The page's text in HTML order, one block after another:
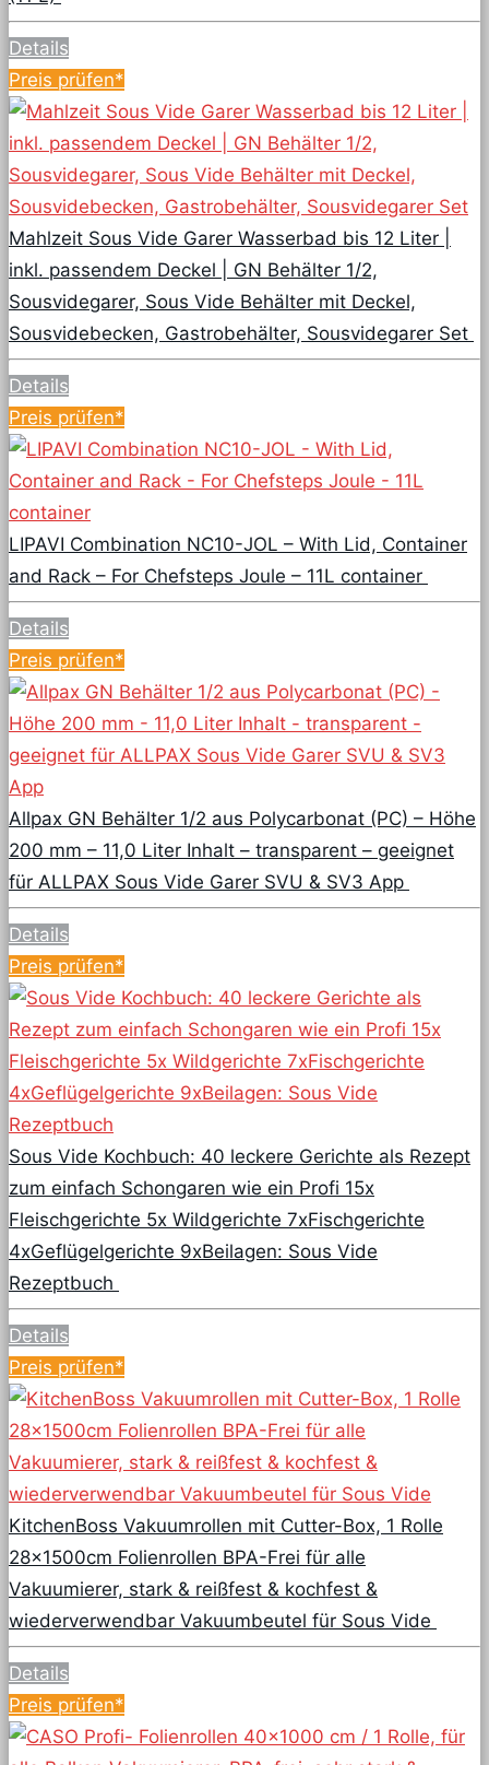
Details
Preis prüfen*
Mahlzeit Sous Vide Garer Wasserbad bis 12 Liter |
inkl. passendem Deckel | GN Behälter 1/2,
Sousvidegarer, Sous Vide Behälter mit Deckel,
Sousvidebecken, Gastrobehälter, Sousvidegarer Set
Details
Preis prüfen*
LIPAVI Combination NC10-JOL – With Lid, Container
and Rack – For Chefsteps Joule – 11L container
Details
Preis prüfen*
Allpax GN Behälter 1/2 aus Polycarbonat (PC) – Höhe
200 mm – 11,0 Liter Inhalt – transparent – geeignet
für ALLPAX Sous Vide Garer SVU & SV3 App
Details
Preis prüfen*
Sous Vide Kochbuch: 40 leckere Gerichte als Rezept
zum einfach Schongaren wie ein Profi 15x
Fleischgerichte 5x Wildgerichte 7xFischgerichte
4xGeflügelgerichte 9xBeilagen: Sous Vide
Rezeptbuch
Details
Preis prüfen*
KitchenBoss Vakuumrollen mit Cutter-Box, 1 Rolle
28x1500cm Folienrollen BPA-Frei für alle
Vakuumierer, stark & reißfest & kochfest &
wiederverwendbar Vakuumbeutel für Sous Vide
Details
Preis prüfen*